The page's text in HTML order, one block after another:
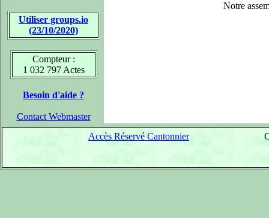
Utiliser groups.io
(23/10/2020)
Compteur :
1 032 797 Actes
Besoin d'aide ?
Contact Webmaster
Notre
Accès Réservé Cantonnier